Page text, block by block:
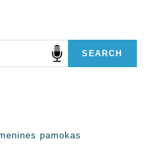
SEARCH
pamokas